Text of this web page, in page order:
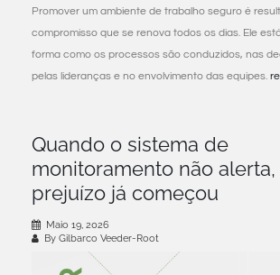
Promover um ambiente de trabalho seguro é
compromisso que se renova todos os dias. Ele
forma como os processos são conduzidos, nas
pelas lideranças e no envolvimento das equipes.
Quando o sistema de
monitoramento não alerta,
prejuízo já começou
Maio 19, 2026
By Gilbarco Veeder-Root